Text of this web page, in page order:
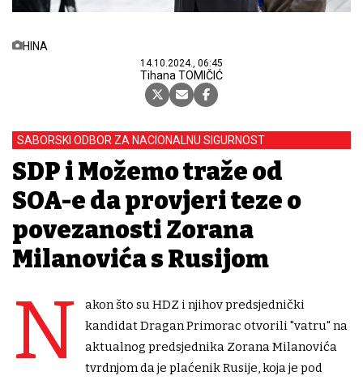
HINA
14.10.2024., 06:45
Tihana TOMIČIĆ
SABORSKI ODBOR ZA NACIONALNU SIGURNOST
SDP i Možemo traže od
SOA-e da provjeri teze o
povezanosti Zorana
Milanovića s Rusijom
N
akon što su HDZ i njihov predsjednički
kandidat Dragan Primorac otvorili "vatru" na
aktualnog predsjednika Zorana Milanovića
tvrdnjom da je plaćenik Rusije, koja je pod